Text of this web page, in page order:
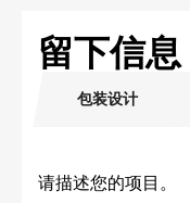
留下信息
包装设计
请描述您的项目。